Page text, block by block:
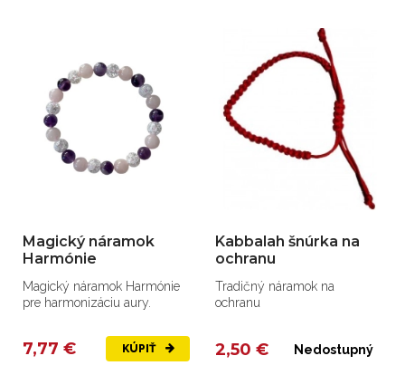
Magický náramok
Harmónie
Magický náramok Harmónie
pre harmonizáciu aury.
7,77 € KÚPIŤ
Kabbalah šnúrka na
ochranu
Tradičný náramok na
ochranu
2,50 € Nedostupný